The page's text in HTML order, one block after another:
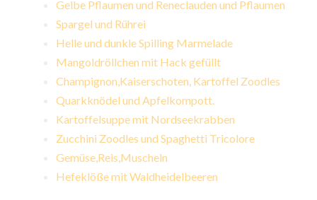
Gelbe Pflaumen und Reneclauden und Pflaumen
Spargel und Rührei
Helle und dunkle Spilling Marmelade
Mangoldröllchen mit Hack gefüllt
Champignon,Kaiserschoten, Kartoffel Zoodles
Quarkknödel und Apfelkompott.
Kartoffelsuppe mit Nordseekrabben
Zucchini Zoodles und Spaghetti Tricolore
Gemüse,Reis,Muscheln
Hefeklöße mit Waldheidelbeeren